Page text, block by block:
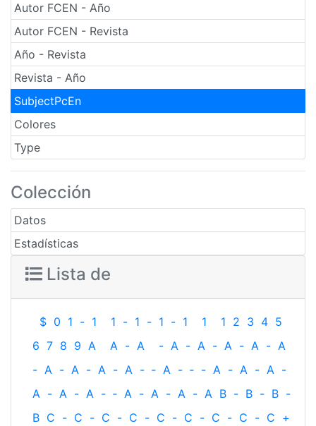
Autor FCEN - Año
Autor FCEN - Revista
Año - Revista
Revista - Año
SubjectPcEn
Colores
Type
Colección
Datos
Estadísticas
Lista de
$ 0 1 - 1 1 - 1 - 1 - 1 1 1 2 3 4 5
6 7 8 9 A A - A - A - A - A - A - A
- A - A - A - A - ‐ A - ‐ - A - A - A -
A - A - A - ‐ A - A - A - A B - B - B -
B C - C - C - C - C - C - C - C - C +